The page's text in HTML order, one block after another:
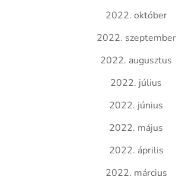
2022. október
2022. szeptember
2022. augusztus
2022. július
2022. június
2022. május
2022. április
2022. március